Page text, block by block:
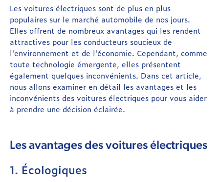
Les voitures électriques sont de plus en plus
populaires sur le marché automobile de nos jours.
Elles offrent de nombreux avantages qui les rendent
attractives pour les conducteurs soucieux de
l'environnement et de l'économie. Cependant, comme
toute technologie émergente, elles présentent
également quelques inconvénients. Dans cet article,
nous allons examiner en détail les avantages et les
inconvénients des voitures électriques pour vous aider
à prendre une décision éclairée.
Les avantages des voitures électriques
1. Écologiques